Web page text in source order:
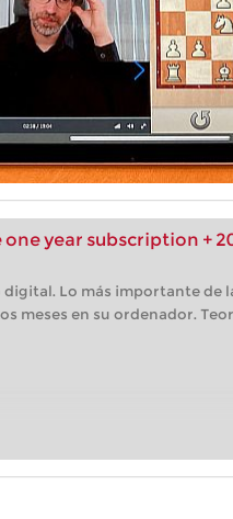
year subscription +
Lo más importante de
meses en su ordenador.